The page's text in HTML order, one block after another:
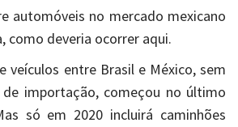
automóveis no mercado mexicano
como deveria ocorrer aqui.
veículos entre Brasil e México, sem
importação, começou no último
só em 2020 incluirá caminhões